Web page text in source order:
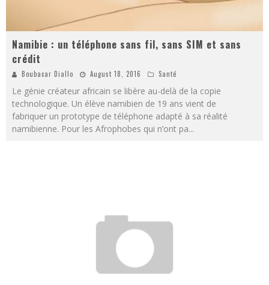
Namibie : un téléphone sans fil, sans SIM et sans
crédit
Boubacar Diallo August 18, 2016 Santé
Le génie créateur africain se libère au-delà de la copie
technologique. Un élève namibien de 19 ans vient de
fabriquer un prototype de téléphone adapté à sa réalité
namibienne. Pour les Afrophobes qui n’ont pa...